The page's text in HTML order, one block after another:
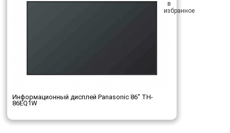
Информационный дисплей Panasonic 86" TH-
86EQ1W